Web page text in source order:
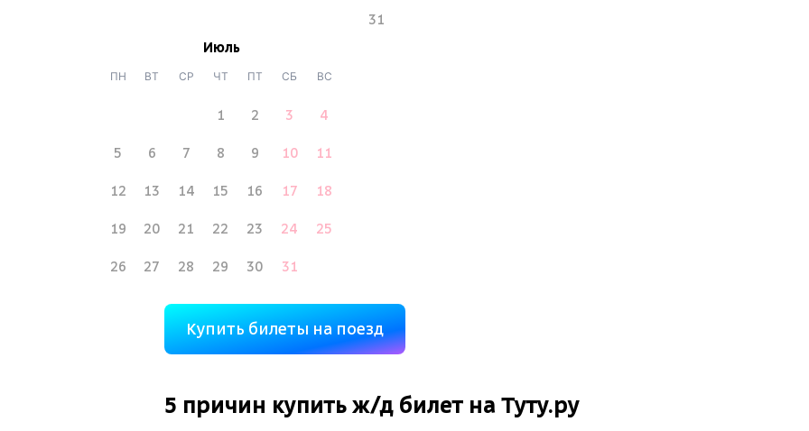
31
Июль
ПН ВТ СР ЧТ ПТ СБ ВС
1 2 3 4
5 6 7 8 9 10 11
12 13 14 15 16 17 18
19 20 21 22 23 24 25
26 27 28 29 30 31
Купить билеты на поезд
5 причин купить ж/дбилет на Туту.ру